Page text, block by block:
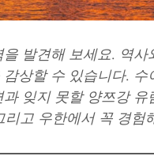
발견해 보세요. 역
상할 수 있습니다.
잊지 못할 양쯔강
고 우한에서 꼭 경